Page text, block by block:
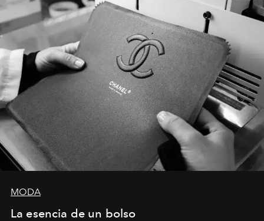
MODA
La esencia de un bolso